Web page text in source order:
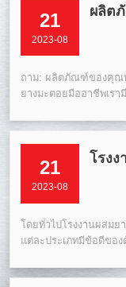
21
2023-08
ผลิต
ถาม: ผลิตภัณฑ์ของคุณบ
ยางมะตอยมืออาชีพเร
21
2023-08
โรง
โดยทั่วไปโรงงานผสมย
แต่ละประเภทมีข้อดีขอ